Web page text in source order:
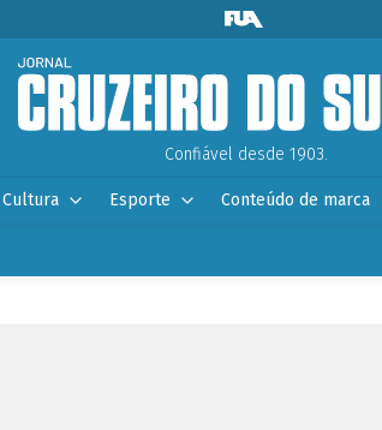
Confiável desde 1903.
Cultura Esporte Conteúdo de marca